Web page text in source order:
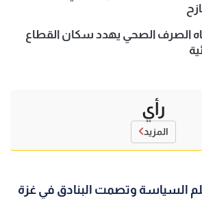
الصرف الصحي يهدد سكان القطاع
رأي
المزيد
السياسة وتصمت البنادق في غزة